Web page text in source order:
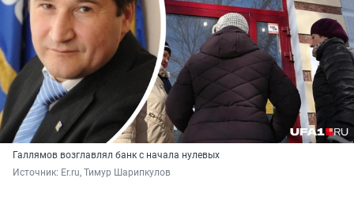
Галлямов возглавлял банк с начала нулевых
Источник: Er.ru, Тимур Шарипкулов